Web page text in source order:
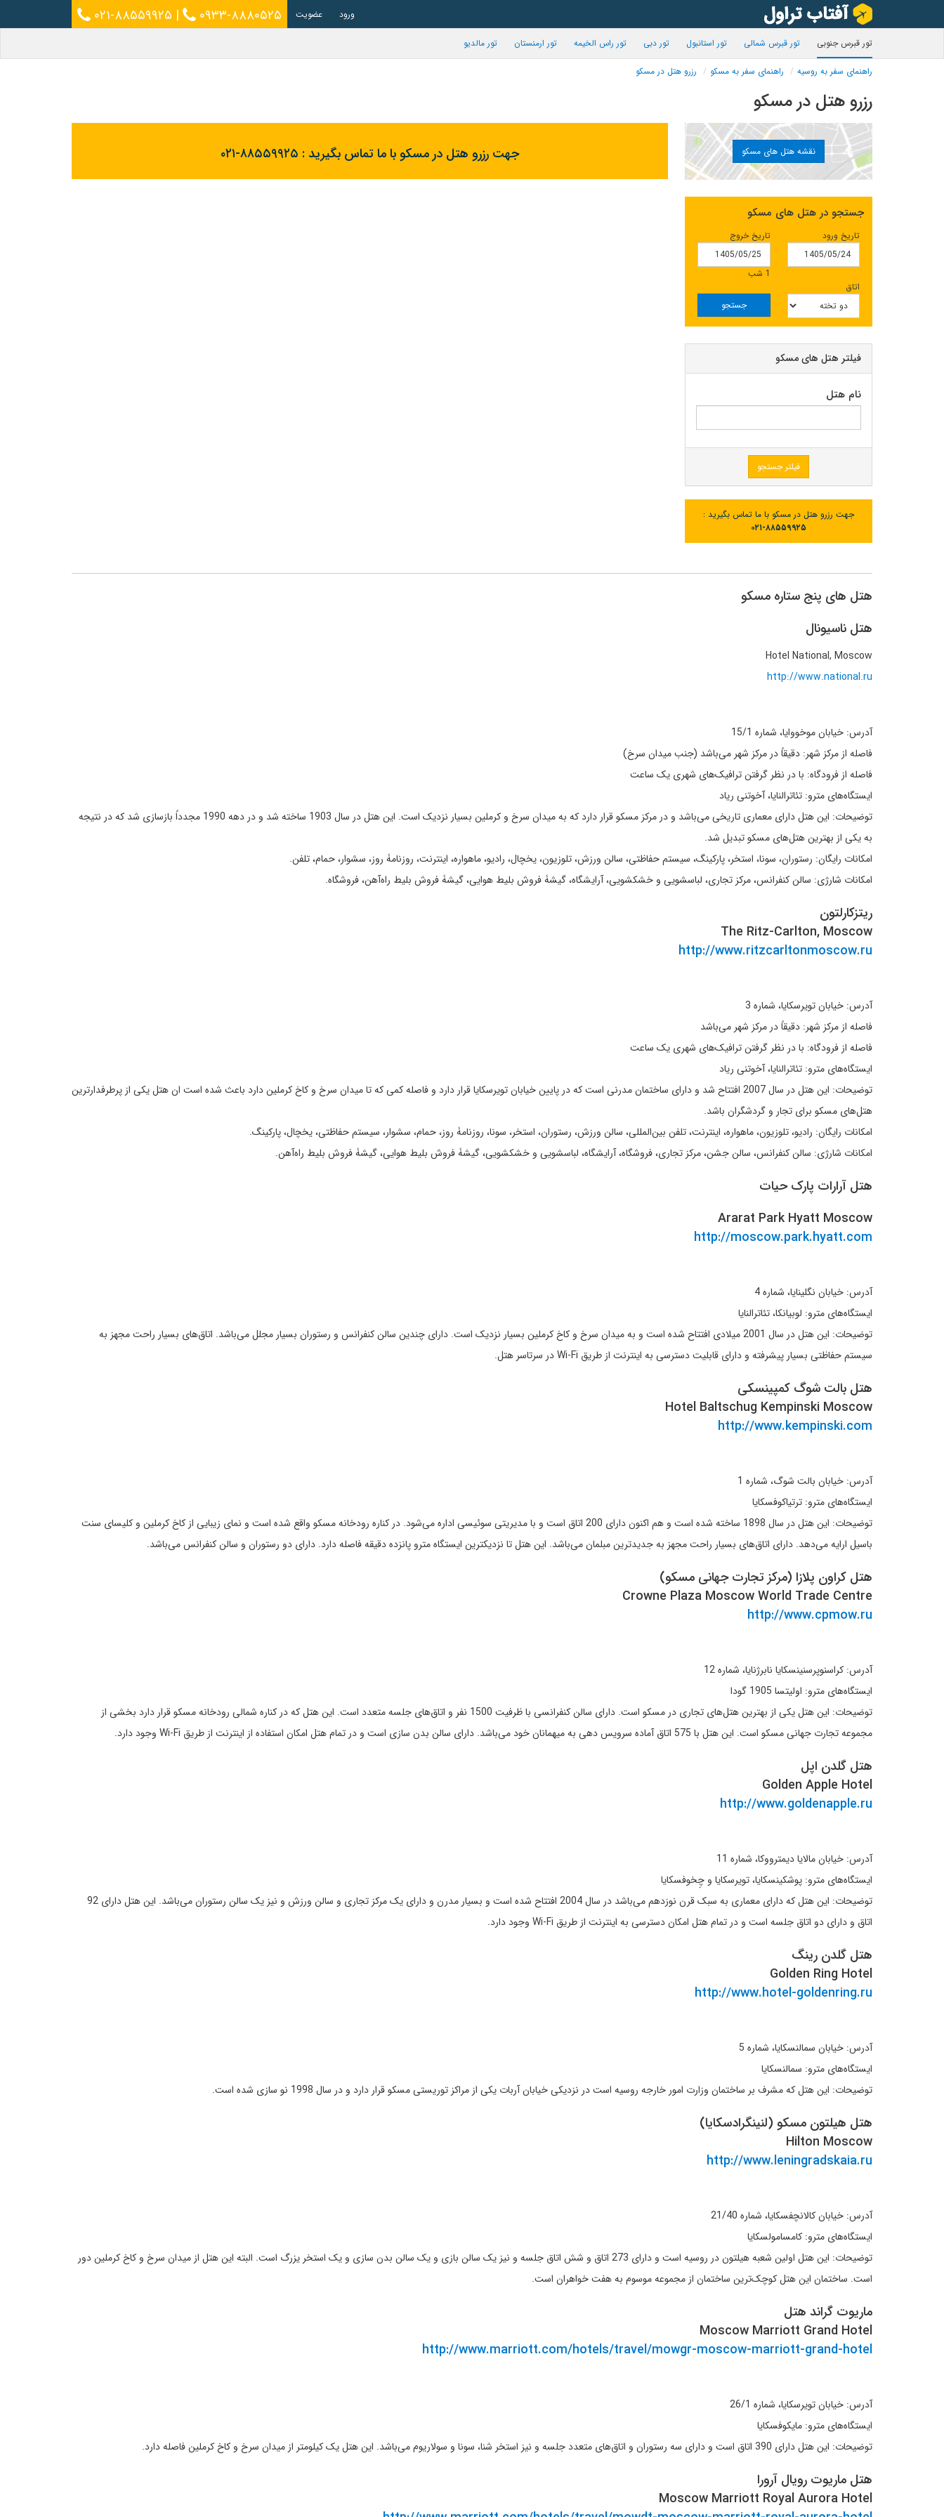
۰۲۱-۸۸۵۵۹۹۲۵ | ۰۹۳۳-۸۸۸۰۵۲۵ ورود عضویت
تور قبرس جنوبی تور قبرس شمالی تور استانبول تور دبی تور راس الخیمه تور ارمنستان تور مالدیو
راهنمای سفر به روسیه راهنمای سفر به مسکو رزرو هتل در مسکو
رزرو هتل در مسکو
نقشه هتل های مسکو
جستجو در هتل های مسکو
تاریخ ورود تاریخ خروج
1 شب
اتاق
جستجو
فیلتر هتل های مسکو
نام هتل
فیلتر جستجو
جهت رزرو هتل در مسکو با ما تماس بگیرید :
۰۲۱-۸۸۵۵۹۹۲۵
جهت رزرو هتل در مسکو با ما تماس بگیرید : ۰۲۱-۸۸۵۵۹۹۲۵
هتل های پنج ستاره مسکو
هتل ناسیونال
Hotel National, Moscow
http://www.national.ru
آدرس: خیابان موخووایا، شماره 15/1
فاصله از مرکز شهر: دقیقاً در مرکز شهر می‌باشد (جنب میدان سرخ)
فاصله از فرودگاه: با در نظر گرفتن ترافیک‌های شهری یک ساعت
ایستگاه‌های مترو: تئاترالنایا، آخوتنی ریاد
توضیحات: این هتل دارای معماری تاریخی می‌باشد و در مرکز مسکو قرار دارد که به میدان سرخ و کرملین بسیار نزدیک است. این هتل در سال 1903 ساخته شد و در دهه 1990 مجدداً بازسازی شد که در نتیجه
به یکی از بهترین هتل‌های مسکو تبدیل شد.
امکانات رایگان: رستوران، سونا، استخر، پارکینگ، سیستم حفاظتی، سالن ورزش، تلوزیون، یخچال، رادیو، ماهواره، اینترنت، روزنامۀ روز، سشوار، حمام، تلفن.
امکانات شارژی: سالن کنفرانس، مرکز تجاری، لباسشویی و خشکشویی، آرایشگاه، گیشۀ فروش بلیط هوایی، گیشۀ فروش بلیط راه‌آهن، فروشگاه.
ریتزکارلتون
The Ritz-Carlton, Moscow
http://www.ritzcarltonmoscow.ru
آدرس: خیابان تویرسکایا، شماره 3
فاصله از مرکز شهر: دقیقاً در مرکز شهر می‌باشد
فاصله از فرودگاه: با در نظر گرفتن ترافیک‌های شهری یک ساعت
ایستگاه‌های مترو: تئاترالنایا، آخوتنی ریاد
توضیحات: این هتل در سال 2007 افتتاح شد و دارای ساختمان مدرنی است که در پایین خیابان تویرسکایا قرار دارد و فاصله کمی که تا میدان سرخ و کاخ کرملین دارد باعث شده است ان هتل یکی از پرطرفدارترین
هتل‌های مسکو برای تجار و گردشگران باشد.
امکانات رایگان: رادیو، تلوزیون، ماهواره، اینترنت، تلفن بین‌المللی، سالن ورزش، رستوران، استخر، سونا، روزنامۀ روز، حمام، سشوار، سیستم حفاظتی، یخچال، پارکینگ.
امکانات شارژی: سالن کنفرانس، سالن جشن، مرکز تجاری، فروشگاه، آرایشگاه، لباسشویی و خشکشویی، گیشۀ فروش بلیط هوایی، گیشۀ فروش بلیط راه‌آهن.
هتل آرارات پارک حیات
Ararat Park Hyatt Moscow
http://moscow.park.hyatt.com
آدرس: خیابان نگلینایا، شماره 4
ایستگاه‌های مترو: لوبیانکا، تئاترالنایا
توضیحات: این هتل در سال 2001 میلادی افتتاح شده است و به میدان سرخ و کاخ کرملین بسیار نزدیک است. دارای چندین سالن کنفرانس و رستوران بسیار مجلل می‌باشد. اتاق‌های بسیار راحت مجهز به
سیستم حفاظتی بسیار پیشرفته و دارای قابلیت دسترسی به اینترنت از طریق Wi-Fi در سرتاسر هتل.
هتل بالت شوگ کمپینسکی
Hotel Baltschug Kempinski Moscow
http://www.kempinski.com
آدرس: خیابان بالت شوگ، شماره 1
ایستگاه‌های مترو: ترتیاکوفسکایا
توضیحات: این هتل در سال 1898 ساخته شده است و هم اکنون دارای 200 اتاق است و با مدیریتی سوئیسی اداره می‌شود. در کناره رودخانه مسکو واقع شده است و نمای زیبایی از کاخ کرملین و کلیسای سنت
باسیل ارایه می‌دهد. دارای اتاق‌های بسیار راحت مجهز به جدیدترین مبلمان می‌باشد. این هتل تا نزدیکترین ایستگاه مترو پانزده دقیقه فاصله دارد. دارای دو رستوران و سالن کنفرانس می‌باشد.
هتل کراون پلازا (مرکز تجارت جهانی مسکو)
Crowne Plaza Moscow World Trade Centre
http://www.cpmow.ru
آدرس: کراسنوپرسنینسکایا نابرژنایا، شماره 12
ایستگاه‌های مترو: اولیتسا 1905 گودا
توضیحات: این هتل یکی از بهترین هتل‌های تجاری در مسکو است. دارای سالن کنفرانسی با ظرفیت 1500 نفر و اتاق‌های جلسه متعدد است. این هتل که در کناره شمالی رودخانه مسکو قرار دارد بخشی از
مجموعه تجارت جهانی مسکو است. این هتل با 575 اتاق آماده سرویس دهی به میهمانان خود می‌باشد. دارای سالن بدن سازی است و در تمام هتل امکان استفاده از اینترنت از طریق Wi-Fi وجود دارد.
هتل گلدن اپل
Golden Apple Hotel
http://www.goldenapple.ru
آدرس: خیابان مالایا دیمترووکا، شماره 11
ایستگاه‌های مترو: پوشکینسکایا، تویرسکایا و چِخوفسکایا
توضیحات: این هتل که دارای معماری به سبک قرن نوزدهم می‌باشد در سال 2004 افتتاح شده است و بسیار مدرن و دارای یک مرکز تجاری و سالن ورزش و نیز یک سالن رستوران می‌باشد. این هتل دارای 92
اتاق و دارای دو اتاق جلسه است و در تمام هتل امکان دسترسی به اینترنت از طریق Wi-Fi وجود دارد.
هتل گلدن رینگ
Golden Ring Hotel
http://www.hotel-goldenring.ru
آدرس: خیابان سمالنسکایا، شماره 5
ایستگاه‌های مترو: سمالنسکایا
توضیحات: این هتل که مشرف بر ساختمان وزارت امور خارجه روسیه است در نزدیکی خیابان آربات یکی از مراکز توریستی مسکو قرار دارد و در سال 1998 نو سازی شده است.
هتل هیلتون مسکو (لنینگرادسکایا)
Hilton Moscow
http://www.leningradskaia.ru
آدرس: خیابان کالانچفسکایا، شماره 21/40
ایستگاه‌های مترو: کامسامولسکایا
توضیحات: این هتل اولین شعبه هیلتون در روسیه است و دارای 273 اتاق و شش اتاق جلسه و نیز یک سالن بازی و یک سالن بدن سازی و یک استخر یزرگ است. البته این هتل از میدان سرخ و کاخ کرملین دور
است. ساختمان این هتل کوچک‌ترین ساختمان از مجموعه موسوم به هفت خواهران است.
ماریوت گراند هتل
Moscow Marriott Grand Hotel
http://www.marriott.com/hotels/travel/mowgr-moscow-marriott-grand-hotel
آدرس: خیابان تویرسکایا، شماره 26/1
ایستگاه‌های مترو: مایکوفسکایا
توضیحات: این هتل دارای 390 اتاق است و دارای سه رستوران و اتاق‌های متعدد جلسه و نیز استخر شنا، سونا و سولاریوم می‌باشد. این هتل یک کیلومتر از میدان سرخ و کاخ کرملین فاصله دارد.
هتل ماریوت رویال آرورا
Moscow Marriott Royal Aurora Hotel